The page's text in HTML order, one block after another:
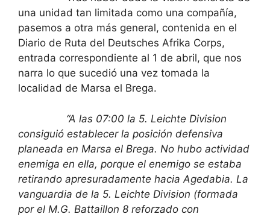
una unidad tan limitada como una compañía,
pasemos a otra más general, contenida en el
Diario de Ruta del Deutsches Afrika Corps,
entrada correspondiente al 1 de abril, que nos
narra lo que sucedió una vez tomada la
localidad de Marsa el Brega.
“A las 07:00 la 5. Leichte Division
consiguió establecer la posición defensiva
planeada en Marsa el Brega. No hubo actividad
enemiga en ella, porque el enemigo se estaba
retirando apresuradamente hacia Agedabia. La
vanguardia de la 5. Leichte Division (formada
por el M.G. Battaillon 8 reforzado con